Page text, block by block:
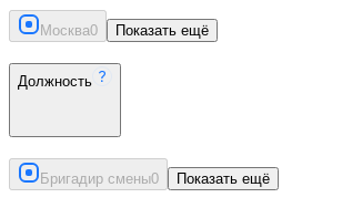
Москва0 Показать ещё
Должность
Бригадир смены0 Показать ещё